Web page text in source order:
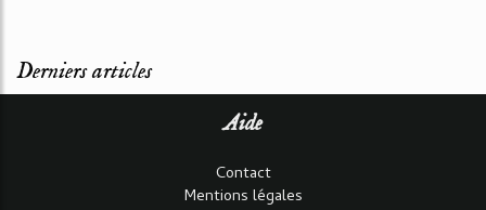
Derniers articles
Aide
Contact
Mentions légales